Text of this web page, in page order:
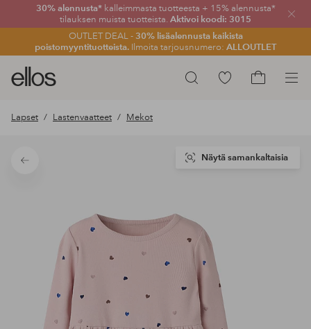
30% alennusta*kalleimmasta tuotteesta + 15% alennusta*
tilauksen muista tuotteista. Aktivoi koodi: 3015
OUTLET DEAL -30% lisäalennusta kaikista
poistomyyntituotteista. Ilmoita tarjousnumero: ALLOUTLET
Sulje
Hae
Ellos-
logo
siirry
Siirry
Lapset Lastenvaatteet Mekot
Takaisin
Näytä samankaltaisia